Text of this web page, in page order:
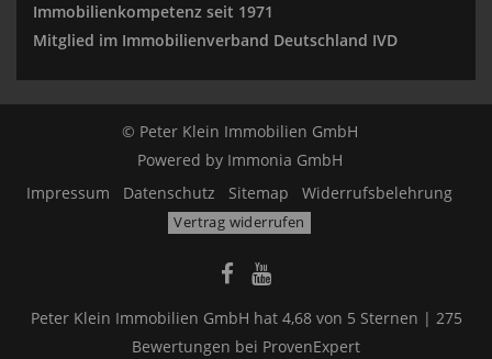
Immobilienkompetenz seit 1971
Mitglied im Immobilienverband Deutschland IVD
© Peter Klein Immobilien GmbH
Powered by Immonia GmbH
Impressum
Datenschutz Sitemap Widerrufsbelehrung
Vertrag widerrufen
Peter Klein Immobilien GmbH hat 4,68von 5 Sternen | 275
Bewertungen bei ProvenExpert